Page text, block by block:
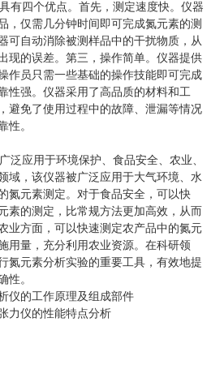
四个优点。首先，测定速度快。仪器
，仅需几分钟时间即可完成氮元素的测
可自动消除被测样品中的干扰物质，从
现的误差。第三，操作简单。仪器提供
作员只需一些基础的操作技能即可完成
性强。仪器采用了高品质的材料和工
避免了使用过程中的故障、泄漏等情况
性。
应用于环境保护、食品安全、农业、
域，该仪器被广泛应用于大气环境、水
氮元素测定。对于食品安全，可以快
素的测定，比常规方法更加高效，从而
业方面，可以快速测定农产品中的氮元
用量，充分利用农业资源。在科研领
氮元素分析实验的重要工具，有效地提
性。
仪的工作原理及组成部件
力仪的性能特点分析